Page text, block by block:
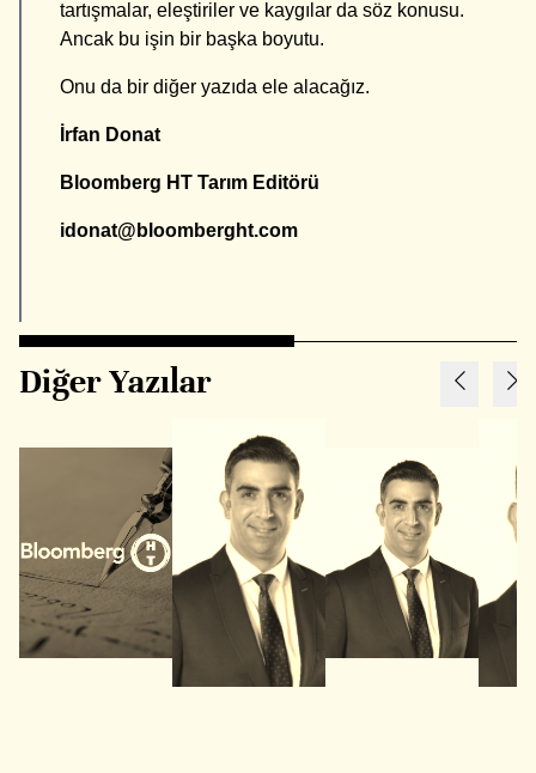
tartışmalar, eleştiriler ve kaygılar da söz konusu.
Ancak bu işin bir başka boyutu.
Onu da bir diğer yazıda ele alacağız.
İrfan Donat
Bloomberg HT Tarım Editörü
idonat@bloomberght.com
Diğer Yazılar